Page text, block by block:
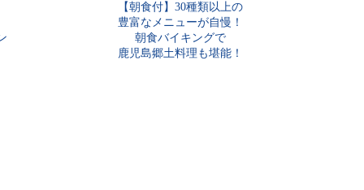
【朝食付】30種類以上の
豊富なメニューが自慢！
朝食バイキングで
鹿児島郷土料理も堪能！